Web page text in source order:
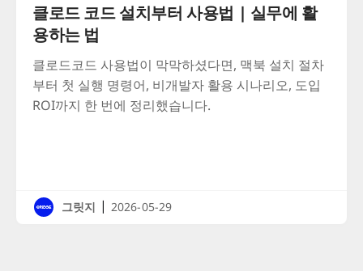
클로드 코드 설치부터 사용법 | 실무에 활
용하는 법
클로드코드 사용법이 막막하셨다면, 맥북 설치 절차
부터 첫 실행 명령어, 비개발자 활용 시나리오, 도입
ROI까지 한 번에 정리했습니다.
그릿지 | 2026-05-29